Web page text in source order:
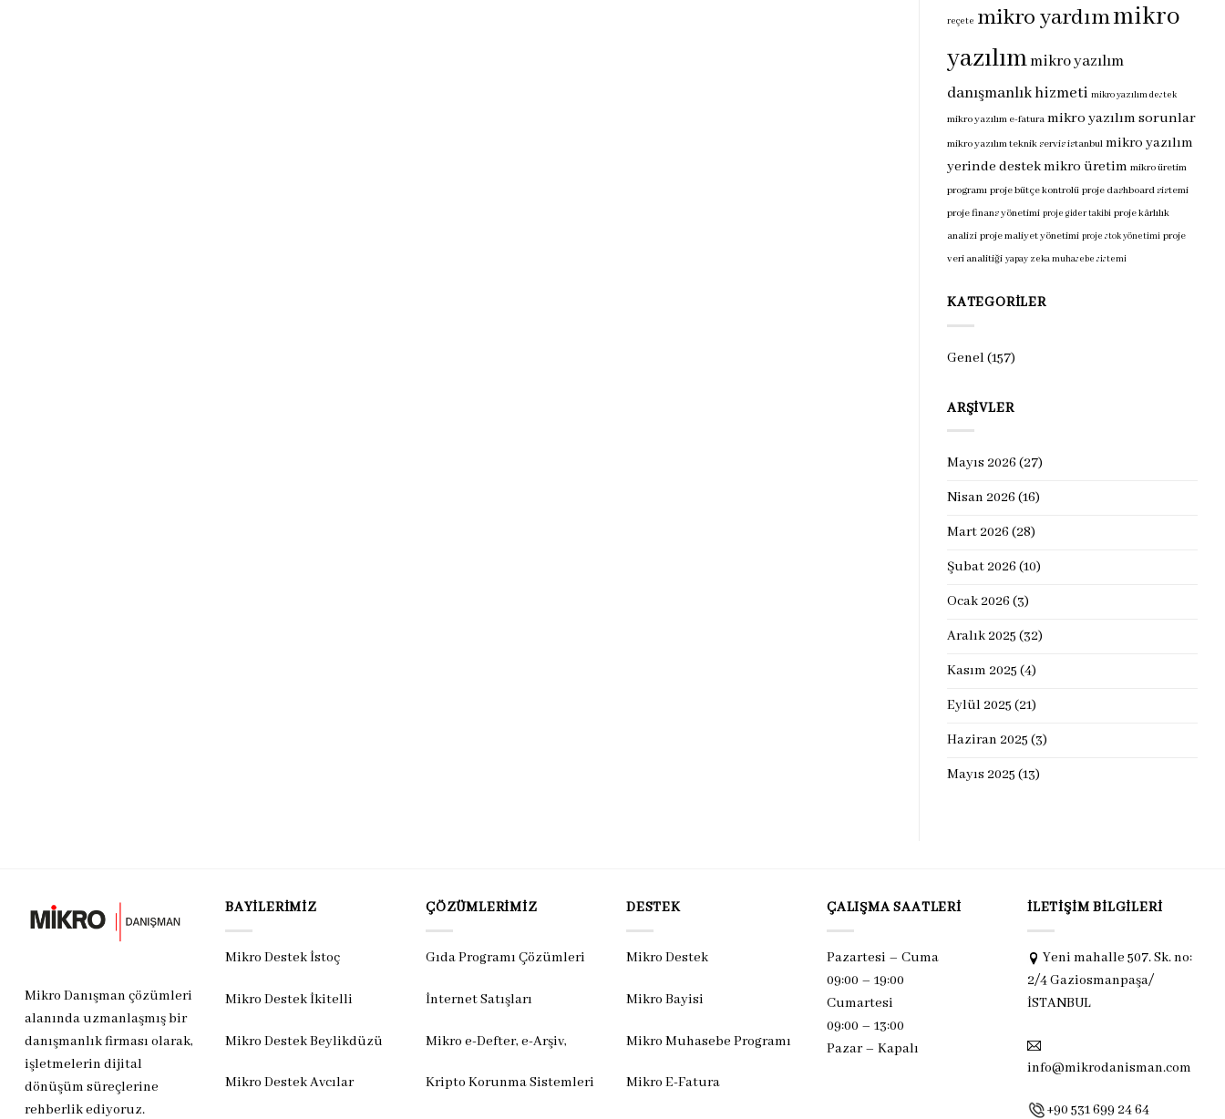
reçete mikro yardımmikro
yazılımmikro yazılım
danışmanlık hizmeti mikro yazılım destek
mikro yazılım e-fatura mikro yazılım sorunlar
mikro yazılım teknik servis istanbul mikro yazılım
yerinde destekmikro üretim mikro üretim
programı proje bütçe kontrolü proje dashboard sistemi
proje finans yönetimi proje gider takibi proje kârlılık
analizi proje maliyet yönetimi proje stok yönetimi proje
veri analitiği yapay zeka muhasebe sistemi
KATEGORILER
Genel(157)
ARŞIVLER
Mayıs 2026 (27)
Nisan 2026 (16)
Mart 2026 (28)
Şubat 2026 (10)
Ocak 2026 (3)
Aralık 2025 (32)
Kasım 2025 (4)
Eylül 2025 (21)
Haziran 2025 (3)
Mayıs 2025 (13)
Mikro Danışman çözümleri
alanında uzmanlaşmış bir
danışmanlık firması olarak,
işletmelerin dijital
dönüşüm süreçlerine
rehberlik ediyoruz.
BAYILERIMIZ
Mikro Destek İstoç
Mikro Destek İkitelli
Mikro Destek Beylikdüzü
Mikro Destek Avcılar
ÇÖZÜMLERIMIZ
Gıda Programı Çözümleri
İnternet Satışları
Mikro e-Defter, e-Arşiv,
Kripto Korunma Sistemleri
DESTEK
Mikro Destek
Mikro Bayisi
Mikro Muhasebe Programı
Mikro E-Fatura
ÇALIŞMA SAATLERI
Pazartesi – Cuma
09:00 – 19:00
Cumartesi
09:00 – 13:00
Pazar – Kapalı
İLETIŞIM BILGILERI
Yeni mahalle 507. Sk. no:
2/4 Gaziosmanpaşa/
İSTANBUL
info@mikrodanisman.com
+90 531 699 24 64